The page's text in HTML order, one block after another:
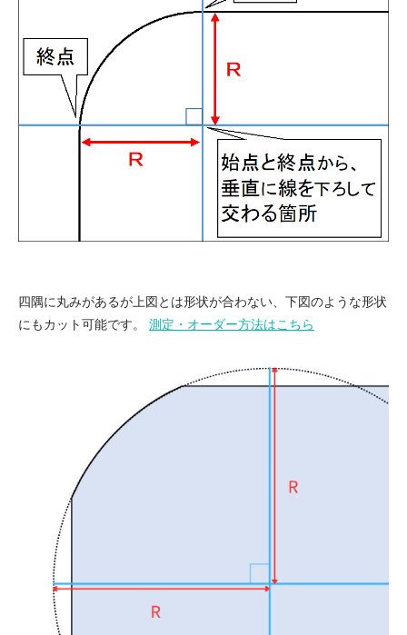
四隅に丸みがあるが上図とは形状が合わない、下図のような形状
にもカット可能です。測定・オーダー方法はこちら